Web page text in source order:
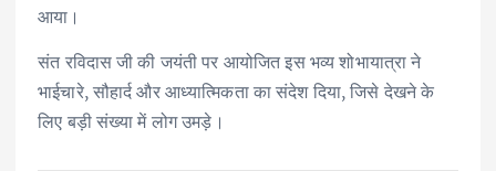
आया।
संत रविदास जी की जयंती पर आयोजित इस भव्य शोभायात्रा ने
भाईचारे, सौहार्द और आध्यात्मिकता का संदेश दिया, जिसे देखने के
लिए बड़ी संख्या में लोग उमड़े।